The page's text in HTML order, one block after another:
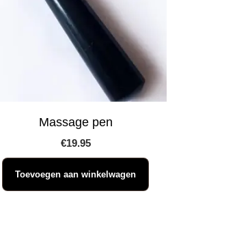
Massage pen
€19.95
Toevoegen aan winkelwagen